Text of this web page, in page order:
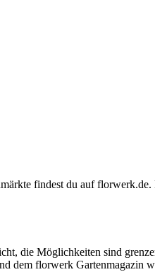
findest du auf
die Möglichkeiten sind
dem florwerk Gartenmagazin